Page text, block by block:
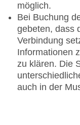
möglich.
Bei Buchung
gebeten, dass
Verbindung
Informationen
zu klären. Die
auch in der